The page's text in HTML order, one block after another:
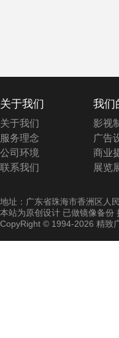
关于我们
关于我们
服务理念
公司环境
联系我们
我们
影视
广告
商业
展览
地址：广东省珠海市香洲区人
本站为原创设计 已做镜像备份
CopyRight © 1994-2026 精致